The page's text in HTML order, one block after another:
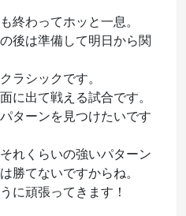
終わってホッと一息。
後は準備して明日から関
ラシックです。
に出て戦える試合です。
ターンを見つけたいです
れくらいの強いパターン
勝てないですからね。
に頑張ってきます！